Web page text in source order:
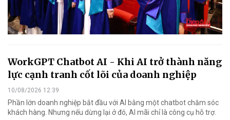
WorkGPT Chatbot AI - Khi AI trở thành năng
lực cạnh tranh cốt lõi của doanh nghiệp
10/08/2026 12:39
Phần lớn doanh nghiệp bắt đầu với AI bằng một chatbot chăm sóc
khách hàng. Nhưng nếu dừng lại ở đó, AI mãi chỉ là công cụ hỗ trợ.